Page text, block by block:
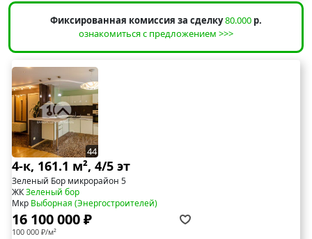
Фиксированная комиссия за сделку80.000 р.
ознакомиться с предложением >>>
44
4-к, 161.1 м², 4/5 эт
Зеленый Бор микрорайон 5
ЖКЗеленый бор
Мкр Выборная (Энергостроителей)
16 100 000 ₽
100 000 ₽/м²